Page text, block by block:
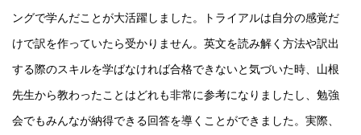
ングで学んだことが大活躍しました。トライアルは自分の感覚だ
けで訳を作っていたら受かりません。英文を読み解く方法や訳出
する際のスキルを学ばなければ合格できないと気づいた時、山根
先生から教わったことはどれも非常に参考になりましたし、勉強
会でもみんなが納得できる回答を導くことができました。実際、